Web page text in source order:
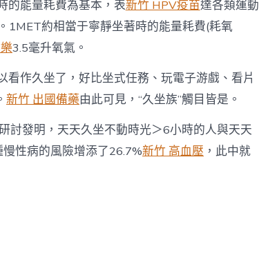
科
底
里〉
中
的能量耗費為基本，表新竹 HPV疫苗達各類運動
1MET約相當于寧靜坐著時的能量耗費(耗氧
3.5毫升氧氣。
作久坐了，好比坐式任務、玩電子游戲、看片
新竹 出國備藥由此可見，“久坐族”觸目皆是。
討發明，天天久坐不動時光＞6小時的人與天天
性病的風險增添了26.7%新竹 高血壓 ，此中就